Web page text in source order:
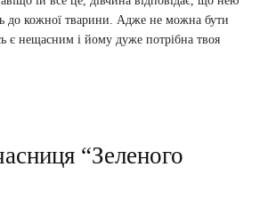
до кожної тварини. Адже не можна бути
є нещасним і йому дуже потрібна твоя
“Зеленого